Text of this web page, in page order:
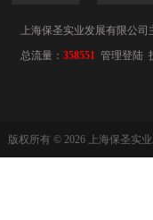
上海保圣实业发展有限公司
总流量： 358551 管理登陆
版权所有 © 2026 上海保圣实